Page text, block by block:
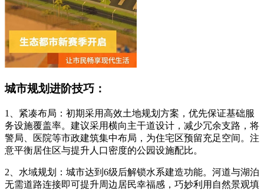
城市规划进阶技巧：
1、紧凑布局：初期采用高效土地规划方案，优先保证基础服
务设施覆盖率。建议采用横向主干道设计，减少冗余支路，将
警局、医院等市政建筑集中布局，为住宅区预留充足空间。注
意平衡居住区与提升人口密度的公园设施配比。
2、水域规划：城市达到6级后解锁水系建造功能。河道与湖泊
无需道路连接即可提升周边居民幸福感，巧妙利用自然景观填